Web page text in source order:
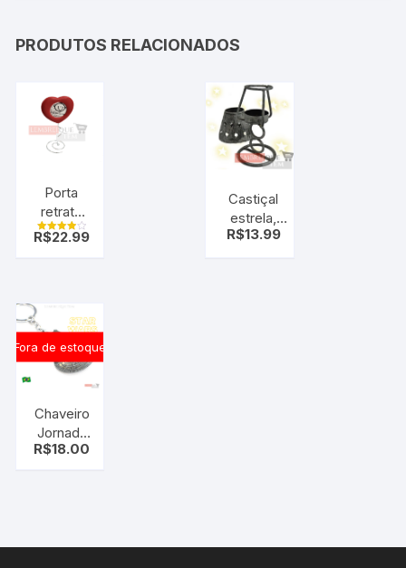
PRODUTOS RELACIONADOS
Porta
retrato
coração
romântico
Avaliação
R$22.99
Castiçal
estrela,
Ideal para
R$13.99
Fora de estoque
Chaveiro
Jornada
Nas
R$18.00